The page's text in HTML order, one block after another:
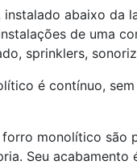
instalado abaixo da
de uma
sprinklers,
é contínuo,
monolítico são
Seu